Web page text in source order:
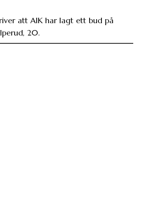
att AIK har lagt ett bud på
20.